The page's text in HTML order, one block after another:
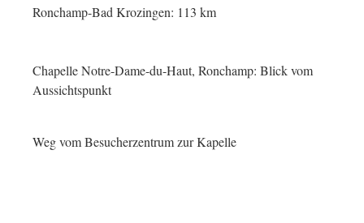
Ronchamp-Bad Krozingen: 113 km
Chapelle Notre-Dame-du-Haut, Ronchamp: Blick vom
Aussichtspunkt
Weg vom Besucherzentrum zur Kapelle